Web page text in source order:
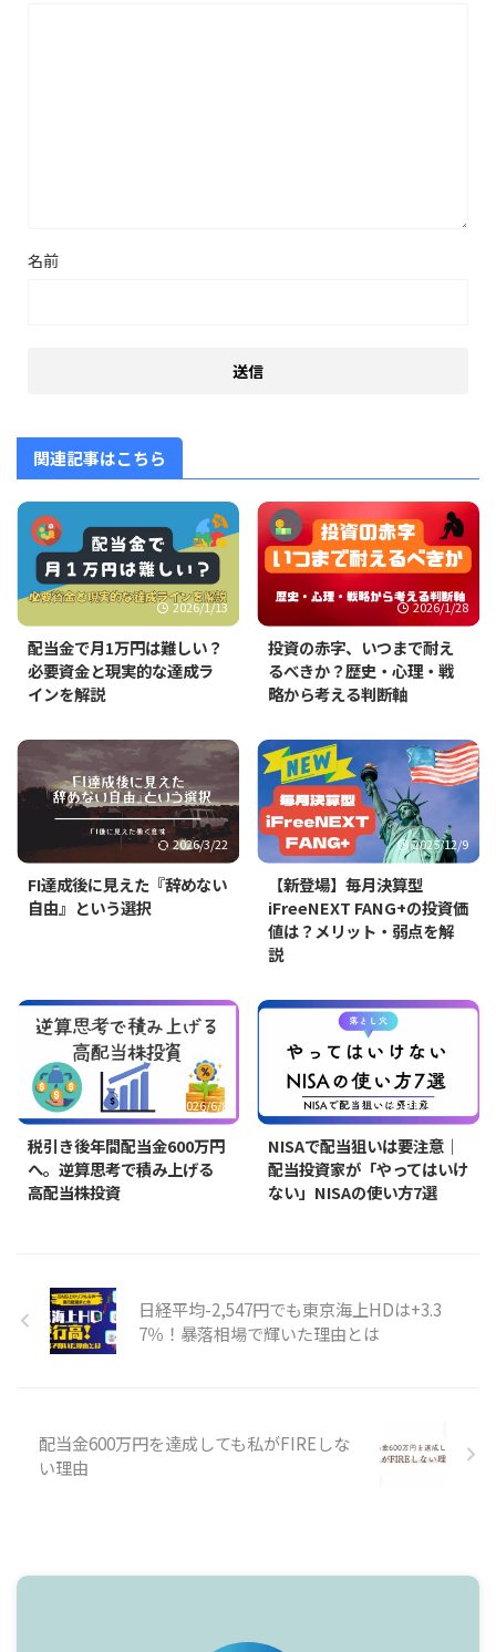
名前
関連記事はこちら
2026/1/13
配当金で月1万円は難しい？
必要資金と現実的な達成ラ
インを解説
2026/1/28
投資の赤字、いつまで耐え
るべきか？歴史・心理・戦
略から考える判断軸
2026/3/22
FI達成後に見えた『辞めない
自由』という選択
2025/12/9
【新登場】毎月決算型
iFreeNEXT FANG+の投資価
値は？メリット・弱点を解
説
2026/6/8
税引き後年間配当金600万円
へ。逆算思考で積み上げる
高配当株投資
2025/12/17
NISAで配当狙いは要注意｜
配当投資家が「やってはいけ
ない」NISAの使い方7選
日経平均-2,547円でも東京海上HDは+3.3
7％！暴落相場で輝いた理由とは
配当金600万円を達成しても私がFIREしな
い理由